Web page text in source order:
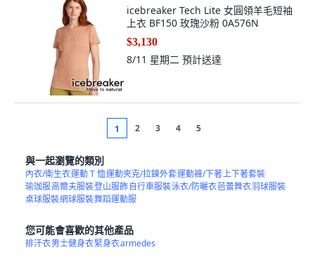
icebreaker Tech Lite 女圓領羊毛短袖
上衣 BF150 玫瑰沙粉 0A576N
$3,130
8/11 星期二 預計送達
1 2 3 4 5
與一起瀏覽的類別
內衣/衛生衣運動 T 恤運動夾克/拉鍊外套運動褲/下著上下著套裝
瑜珈服高爾夫服裝登山服飾自行車服裝泳衣/防曬衣芭蕾舞衣羽球服裝
桌球服裝網球服裝舞蹈運動服
您可能會喜歡的其他產品
排汗衣男士健身衣緊身衣armedes